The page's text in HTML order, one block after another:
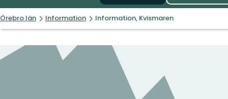
Örebro län Information Information, Kvismaren